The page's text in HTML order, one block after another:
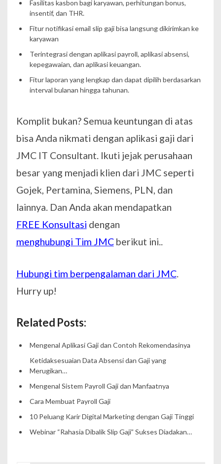
Fasilitas kasbon bagi karyawan, perhitungan bonus,
insentif, dan THR.
Fitur notifikasi email slip gaji bisa langsung dikirimkan ke
karyawan
Terintegrasi dengan aplikasi payroll, aplikasi absensi,
kepegawaian, dan aplikasi keuangan.
Fitur laporan yang lengkap dan dapat dipilih berdasarkan
interval bulanan hingga tahunan.
Komplit bukan? Semua keuntungan di atas
bisa Anda nikmati dengan aplikasi gaji dari
JMC IT Consultant. Ikuti jejak perusahaan
besar yang menjadi klien dari JMC seperti
Gojek, Pertamina, Siemens, PLN, dan
lainnya. Dan Anda akan mendapatkan
FREE Konsultasi dengan
menghubungi Tim JMCberikut ini..
Hubungi tim berpengalaman dari JMC.
Hurry up!
Related Posts:
Mengenal Aplikasi Gaji dan Contoh Rekomendasinya
Ketidaksesuaian Data Absensi dan Gaji yang
Merugikan…
Mengenal Sistem Payroll Gaji dan Manfaatnya
Cara Membuat Payroll Gaji
10 Peluang Karir Digital Marketing dengan Gaji Tinggi
Webinar “Rahasia Dibalik Slip Gaji” Sukses Diadakan…